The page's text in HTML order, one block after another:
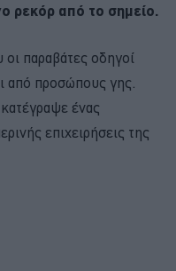
ρεκόρ από το σημείο.
οι παραβάτες οδηγοί
από προσώπους γης.
ένας
επιχειρήσεις της